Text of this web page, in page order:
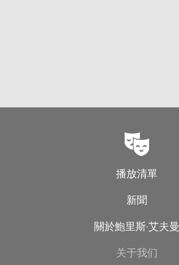
播放清單
新聞
關於鮑里斯·艾夫曼
关于我们